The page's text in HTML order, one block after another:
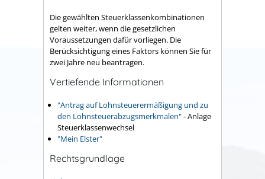
Die gewählten Steuerklassenkombinationen
gelten weiter, wenn die gesetzlichen
Voraussetzungen dafür vorliegen. Die
Berücksichtigung eines Faktors können Sie für
zwei Jahre neu beantragen.
Vertiefende Informationen
"Antrag auf Lohnsteuerermäßigung und zu
den Lohnsteuerabzugsmerkmalen"-Anlage
Steuerklassenwechsel
"Mein Elster"
Rechtsgrundlage